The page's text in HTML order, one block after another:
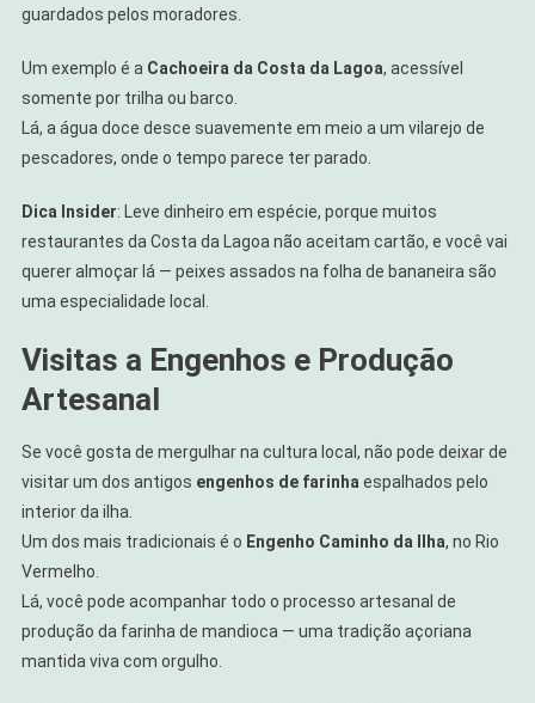
guardados pelos moradores.
Um exemplo é a Cachoeira da Costa da Lagoa, acessível
somente por trilha ou barco.
Lá, a água doce desce suavemente em meio a um vilarejo de
pescadores, onde o tempo parece ter parado.
Dica Insider: Leve dinheiro em espécie, porque muitos
restaurantes da Costa da Lagoa não aceitam cartão, e você vai
querer almoçar lá — peixes assados na folha de bananeira são
uma especialidade local.
Visitas a Engenhos e Produção
Artesanal
Se você gosta de mergulhar na cultura local, não pode deixar de
visitar um dos antigos engenhos de farinha espalhados pelo
interior da ilha.
Um dos mais tradicionais é o Engenho Caminho da Ilha, no Rio
Vermelho.
Lá, você pode acompanhar todo o processo artesanal de
produção da farinha de mandioca — uma tradição açoriana
mantida viva com orgulho.